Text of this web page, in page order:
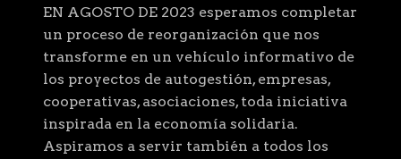
EN AGOSTO DE 2023 esperamos completar
un proceso de reorganización que nos
transforme en un vehículo informativo de
los proyectos de autogestión, empresas,
cooperativas, asociaciones, toda iniciativa
inspirada en la economía solidaria.
Aspiramos a servir también a todos los